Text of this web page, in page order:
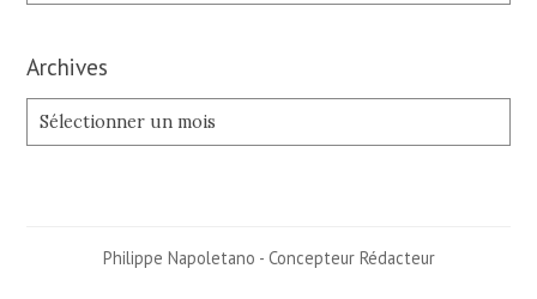
Archives
Archives
Philippe Napoletano - Concepteur Rédacteur